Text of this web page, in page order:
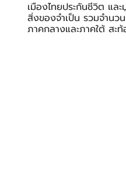
SPOTLIGHT TRY
เมืองไทยประกันชีวิต แ
สิ่งของจำเป็น รวมจำนว
ภาคกลางและภาคใต้ สะ